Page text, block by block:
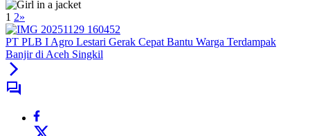
1 2»
PT PLB I Agro Lestari Gerak Cepat Bantu Warga Terdampak
Banjir di Aceh Singkil